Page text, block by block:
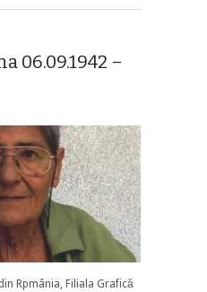
06.09.1942 –
Rpmânia, Filiala Grafică